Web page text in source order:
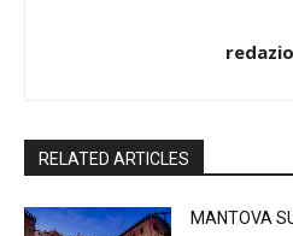
RELATED ARTICLES
MANTOVA